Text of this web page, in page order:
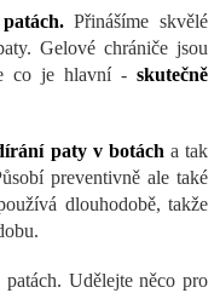
.Přinášíme skvělé
Gelové chrániče jsou
co je hlavní - skutečně
paty v botách a tak
preventivně ale také
dlouhodobě, takže
Udělejte něco pro